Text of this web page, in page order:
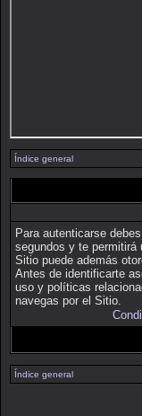
Índice general
Para autenticarse
segundos y te permitirá
Sitio puede además
Antes de identificarte
uso y políticas
navegas por el Sitio.
Índice general